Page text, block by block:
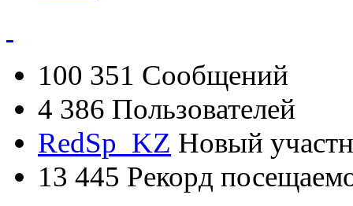
100 351 Сообщений
4 386 Пользователей
RedSp_KZ Новый
13 445 Рекорд